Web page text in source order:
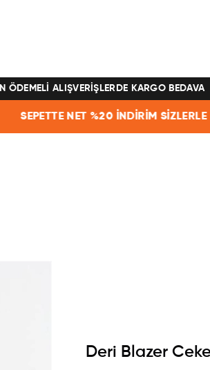
ÖDEMELİ ALIŞVERİŞLERDE KARGO BEDAVA
NET %20 İNDİRİM SİZLERLE •
Deri Blazer